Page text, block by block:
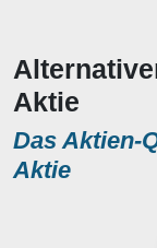
Aktie
Das Aktien-
Aktie